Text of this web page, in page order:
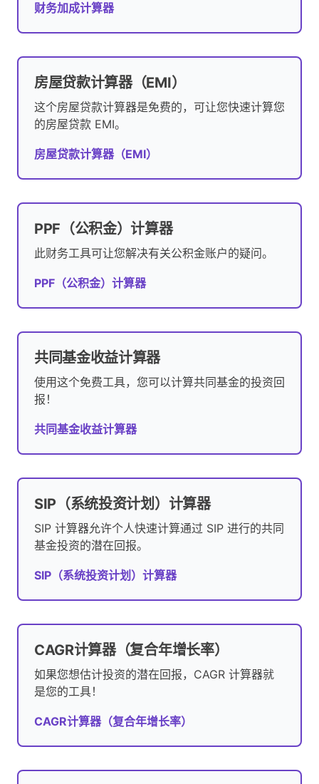
财务加成计算器
房屋贷款计算器（EMI）
这个房屋贷款计算器是免费的，可让您快速计算您
的房屋贷款 EMI。
房屋贷款计算器（EMI）
PPF（公积金）计算器
此财务工具可让您解决有关公积金账户的疑问。
PPF（公积金）计算器
共同基金收益计算器
使用这个免费工具，您可以计算共同基金的投资回
报！
共同基金收益计算器
SIP（系统投资计划）计算器
SIP 计算器允许个人快速计算通过 SIP 进行的共同
基金投资的潜在回报。
SIP（系统投资计划）计算器
CAGR计算器（复合年增长率）
如果您想估计投资的潜在回报，CAGR 计算器就
是您的工具！
CAGR计算器（复合年增长率）